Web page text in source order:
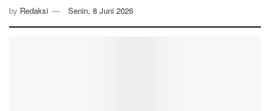
by Redaksi Senin, 8 Juni 2026